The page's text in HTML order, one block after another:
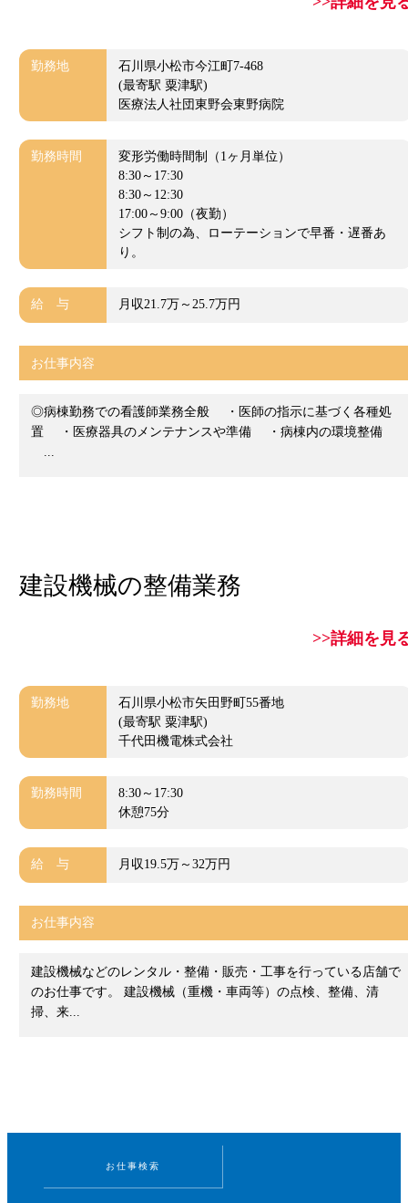
勤務地
石川県小松市今江町7-468
(最寄駅 粟津駅)
医療法人社団東野会東野病院
勤務時間
変形労働時間制（1ヶ月単位）
8:30～17:30
8:30～12:30
17:00～9:00（夜勤）
シフト制の為、ローテーションで早番・遅番あ
り。
給 与 月収21.7万～25.7万円
お仕事内容
◎病棟勤務での看護師業務全般 ・医師の指示に基づく各種処
置 ・医療器具のメンテナンスや準備 ・病棟内の環境整備
建設機械の整備業務
>>詳細を見
勤務地
石川県小松市矢田野町55番地
(最寄駅 粟津駅)
千代田機電株式会社
勤務時間
8:30～17:30
休憩75分
給 与 月収19.5万～32万円
お仕事内容
建設機械などのレンタル・整備・販売・工事を行っている店舗で
のお仕事です。 建設機械（重機・車両等）の点検、整備、清
掃、来...
お仕事検索